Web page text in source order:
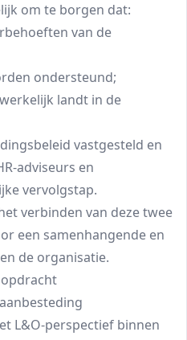
om te borgen dat:
van de
ondersteund;
landt in de
vastgesteld en
en
vervolgstap.
verbinden van deze twee
een samenhangende en
de organisatie.
L&O‑perspectief binnen